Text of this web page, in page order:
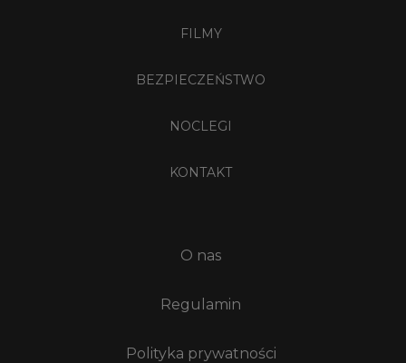
FILMY
BEZPIECZEŃSTWO
NOCLEGI
KONTAKT
O nas
Regulamin
Polityka prywatności